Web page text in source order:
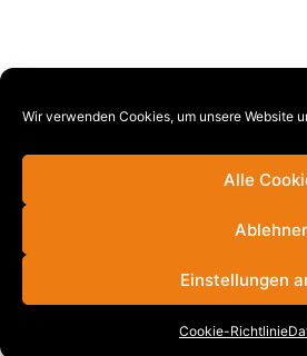
Wir verwenden Cookies, um unsere Website
Alle
Einstellungen
Cookie-Richtlinie